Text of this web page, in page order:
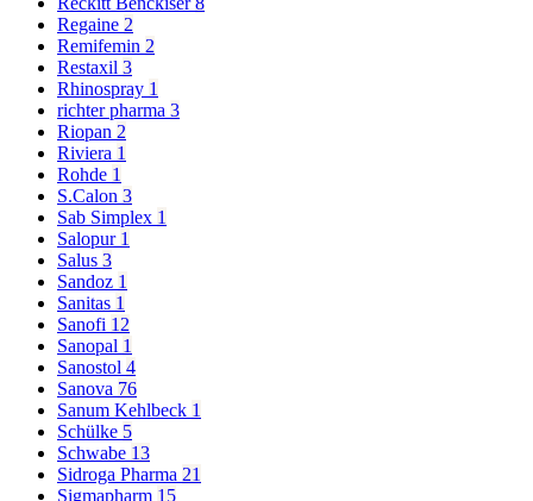
Regaine 2
Remifemin 2
Restaxil 3
Rhinospray 1
richter pharma 3
Riopan 2
Riviera 1
Rohde 1
S.Calon 3
Sab Simplex 1
Salopur 1
Salus 3
Sandoz 1
Sanitas 1
Sanofi 12
Sanopal 1
Sanostol 4
Sanova 76
Sanum Kehlbeck 1
Schülke 5
Schwabe 13
Sidroga Pharma 21
Sigmapharm 15